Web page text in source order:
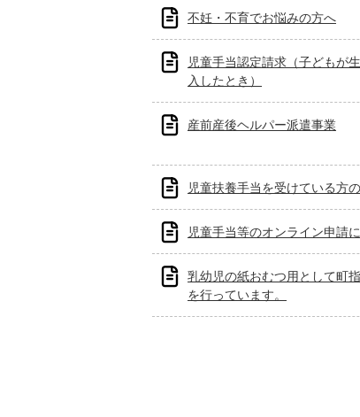
不妊・不育でお悩みの方へ
児童手当認定請求（子どもが
入したとき）
産前産後ヘルパー派遣事業
児童扶養手当を受けている方
児童手当等のオンライン申請
乳幼児の紙おむつ用として町
を行っています。